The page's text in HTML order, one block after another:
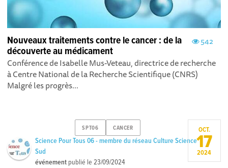
542
Nouveaux traitements contre le cancer : de la
découverte au médicament
Conférence de Isabelle Mus-Veteau, directrice de recherche
à Centre National de la Recherche Scientifique (CNRS)
Malgré les progrès...
SPT06 CANCER
Science Pour Tous 06 - membre du réseau Culture Science
Sud
événement publié le23/09/2024
OCT.
17
2024